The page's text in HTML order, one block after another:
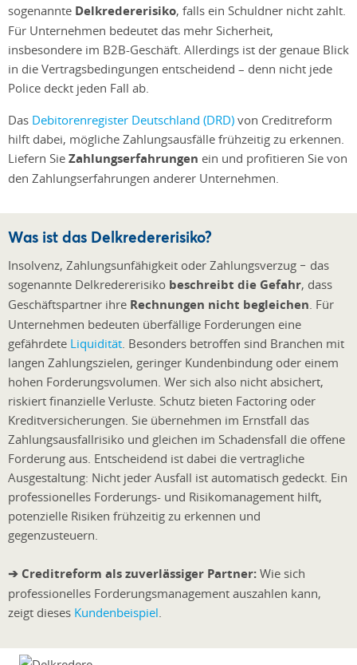
sogenannte Delkredererisiko, falls ein Schuldner nicht zahlt.
Für Unternehmen bedeutet das mehr Sicherheit,
insbesondere im B2B-Geschäft. Allerdings ist der genaue Blick
in die Vertragsbedingungen entscheidend – denn nicht jede
Police deckt jeden Fall ab.
Das Debitorenregister Deutschland (DRD) von Creditreform
hilft dabei, mögliche Zahlungsausfälle frühzeitig zu erkennen.
Liefern Sie Zahlungserfahrungen ein und profitieren Sie von
den Zahlungserfahrungen anderer Unternehmen.
Was ist das Delkredererisiko?
Insolvenz, Zahlungsunfähigkeit oder Zahlungsverzug − das
sogenannte Delkredererisiko beschreibt die Gefahr, dass
Geschäftspartner ihre Rechnungen nicht begleichen. Für
Unternehmen bedeuten überfällige Forderungen eine
gefährdete Liquidität. Besonders betroffen sind Branchen mit
langen Zahlungszielen, geringer Kundenbindung oder einem
hohen Forderungsvolumen. Wer sich also nicht absichert,
riskiert finanzielle Verluste. Schutz bieten Factoring oder
Kreditversicherungen. Sie übernehmen im Ernstfall das
Zahlungsausfallrisiko und gleichen im Schadensfall die offene
Forderung aus. Entscheidend ist dabei die vertragliche
Ausgestaltung: Nicht jeder Ausfall ist automatisch gedeckt. Ein
professionelles Forderungs- und Risikomanagement hilft,
potenzielle Risiken frühzeitig zu erkennen und
gegenzusteuern.
➔ Creditreform als zuverlässiger Partner: Wie sich
professionelles Forderungsmanagement auszahlen kann,
zeigt dieses Kundenbeispiel.